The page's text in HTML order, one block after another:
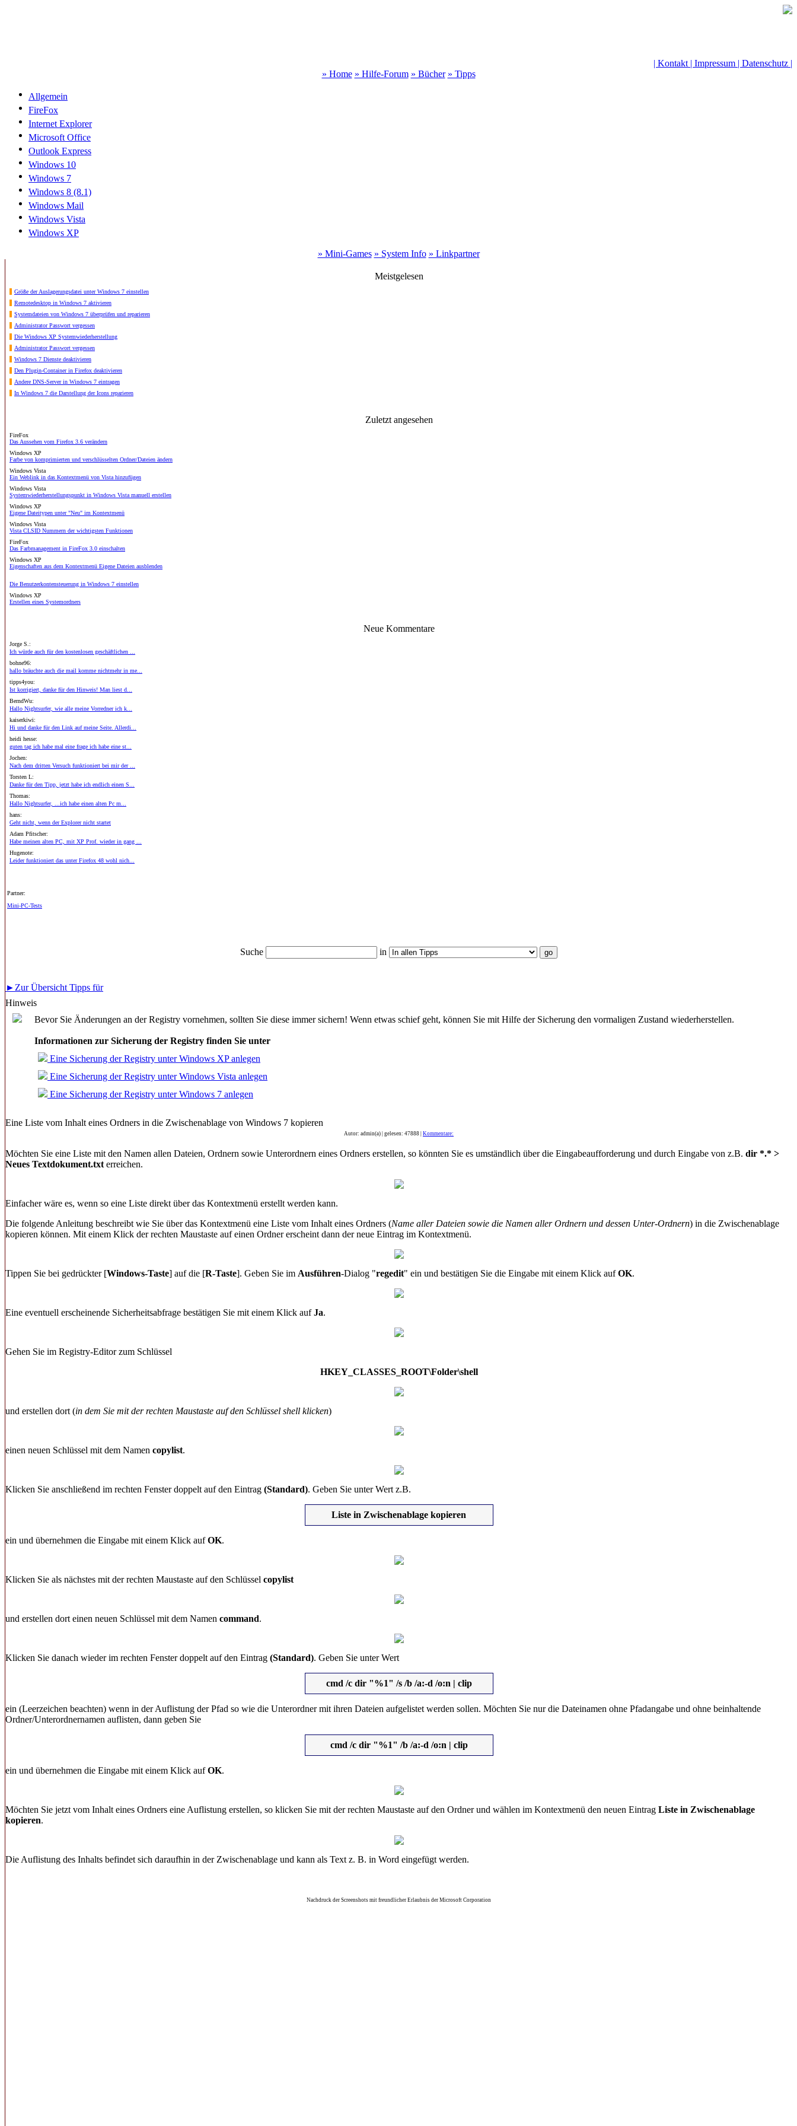
| Kontakt | Impressum | Datenschutz |
» Home » Hilfe-Forum » Bücher » Tipps
Allgemein
FireFox
Internet Explorer
Microsoft Office
Outlook Express
Windows 10
Windows 7
Windows 8 (8.1)
Windows Mail
Windows Vista
Windows XP
» Mini-Games » System Info » Linkpartner
Meistgelesen
Größe der Auslagerungsdatei unter Windows 7 einstellen
Remotedesktop in Windows 7 aktivieren
Systemdateien von Windows 7 überprüfen und reparieren
Administrator Passwort vergessen
Die Windows XP Systemwiederherstellung
Administrator Passwort vergessen
Windows 7 Dienste deaktivieren
Den Plugin-Container in Firefox deaktivieren
Andere DNS-Server in Windows 7 eintragen
In Windows 7 die Darstellung der Icons reparieren
Zuletzt angesehen
FireFox
Das Aussehen vom Firefox 3.6 verändern
Windows XP
Farbe von komprimierten und verschlüsselten Ordner/Dateien ändern
Windows Vista
Ein Weblink in das Kontextmenü von Vista hinzufügen
Windows Vista
Systemwiederherstellungspunkt in Windows Vista manuell erstellen
Windows XP
Eigene Dateitypen unter "Neu" im Kontextmenü
Windows Vista
Vista CLSID Nummern der wichtigsten Funktionen
FireFox
Das Farbmanagement in FireFox 3.0 einschalten
Windows XP
Eigenschaften aus dem Kontextmenü Eigene Dateien ausblenden
Die Benutzerkontensteuerung in Windows 7 einstellen
Windows XP
Erstellen eines Systemordners
Neue Kommentare
Jorge S.:
Ich würde auch für den kostenlosen geschäftlichen ...
bohne96:
hallo bräuchte auch die mail komme nichtmehr in me...
tipps4you:
Ist korrigiert, danke für den Hinweis! Man liest d...
BerndWu:
Hallo Nightsurfer, wie alle meine Vorredner ich k...
kaiserkiwi:
Hi und danke für den Link auf meine Seite. Allerdi...
heidi hesse:
guten tag ich habe mal eine frage ich habe eine st...
Jochen:
Nach dem dritten Versuch funktioniert bei mir der ...
Torsten L:
Danke für den Tipp, jetzt habe ich endlich einen S...
Thomas:
Hallo Nightsurfer, ...ich habe einen alten Pc m...
hans:
Geht nicht, wenn der Explorer nicht startet
Adam Pfitscher:
Habe meinen alten PC, mit XP Prof. wieder in gang ...
Hugenote:
Leider funktioniert das unter Firefox 48 wohl nich...
Partner:
Mini-PC-Tests
Suche in
►Zur Übersicht Tipps für
Hinweis
Bevor Sie Änderungen an der Registry vornehmen, sollten Sie diese immer sichern! Wenn etwas schief geht, können Sie mit Hilfe der Sicherung den vormaligen Zustand wiederherstellen.
Informationen zur Sicherung der Registry finden Sie unter
Eine Sicherung der Registry unter Windows XP anlegen
Eine Sicherung der Registry unter Windows Vista anlegen
Eine Sicherung der Registry unter Windows 7 anlegen
Eine Liste vom Inhalt eines Ordners in die Zwischenablage von Windows 7 kopieren
Autor: admin(a) | gelesen: 47888 | Kommentare:
Möchten Sie eine Liste mit den Namen allen Dateien, Ordnern sowie Unterordnern eines Ordners erstellen, so könnten Sie es umständlich über die Eingabeaufforderung und durch Eingabe von z.B. dir *.* >
Neues Textdokument.txt erreichen.
Einfacher wäre es, wenn so eine Liste direkt über das Kontextmenü erstellt werden kann.
Die folgende Anleitung beschreibt wie Sie über das Kontextmenü eine Liste vom Inhalt eines Ordners (Name aller Dateien sowie die Namen aller Ordnern und dessen Unter-Ordnern) in die Zwischenablage
kopieren können. Mit einem Klick der rechten Maustaste auf einen Ordner erscheint dann der neue Eintrag im Kontextmenü.
Tippen Sie bei gedrückter [Windows-Taste] auf die [R-Taste]. Geben Sie im Ausführen-Dialog "regedit" ein und bestätigen Sie die Eingabe mit einem Klick aufOK.
Eine eventuell erscheinende Sicherheitsabfrage bestätigen Sie mit einem Klick aufJa.
Gehen Sie im Registry-Editor zum Schlüssel
HKEY_CLASSES_ROOT\Folder\shell
und erstellen dort (in dem Sie mit der rechten Maustaste auf den Schlüssel shell klicken)
einen neuen Schlüssel mit dem Namen copylist.
Klicken Sie anschließend im rechten Fenster doppelt auf den Eintrag (Standard). Geben Sie unter Wert z.B.
Liste in Zwischenablage kopieren
ein und übernehmen die Eingabe mit einem Klick aufOK.
Klicken Sie als nächstes mit der rechten Maustaste auf den Schlüssel copylist
und erstellen dort einen neuen Schlüssel mit dem Namen command.
Klicken Sie danach wieder im rechten Fenster doppelt auf den Eintrag (Standard). Geben Sie unter Wert
cmd /c dir "%1" /s /b /a:-d /o:n | clip
ein (Leerzeichen beachten) wenn in der Auflistung der Pfad so wie die Unterordner mit ihren Dateien aufgelistet werden sollen. Möchten Sie nur die Dateinamen ohne Pfadangabe und ohne beinhaltende
Ordner/Unterordnernamen auflisten, dann geben Sie
cmd /c dir "%1" /b /a:-d /o:n | clip
ein und übernehmen die Eingabe mit einem Klick aufOK.
Möchten Sie jetzt vom Inhalt eines Ordners eine Auflistung erstellen, so klicken Sie mit der rechten Maustaste auf den Ordner und wählen im Kontextmenü den neuen Eintrag Liste in Zwischenablage
kopieren.
Die Auflistung des Inhalts befindet sich daraufhin in der Zwischenablage und kann als Text z. B. in Word eingefügt werden.
Nachdruck der Screenshots mit freundlicher Erlaubnis der Microsoft Corporation